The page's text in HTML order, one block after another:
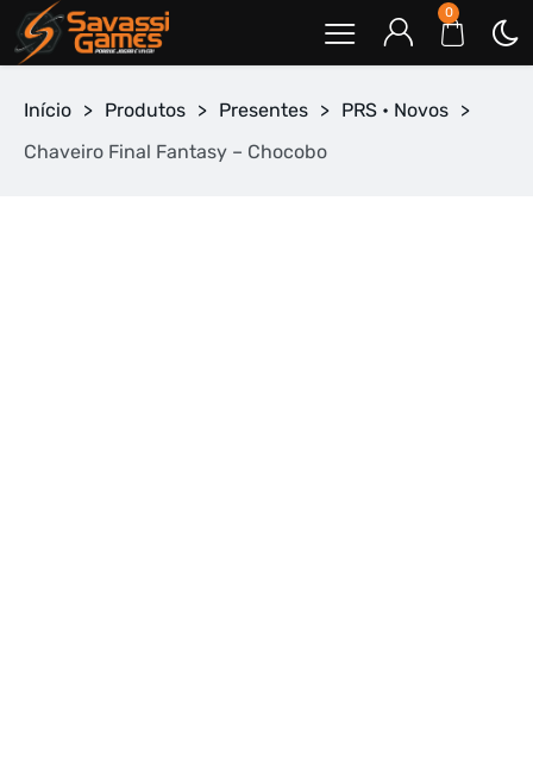
0
Início > Produtos > Presentes > PRS • Novos >
Chaveiro Final Fantasy – Chocobo